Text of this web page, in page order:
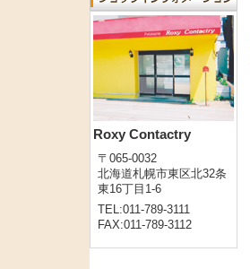
Roxy Contactry
〒065-0032
北海道札幌市東区北32条
東16丁目1-6
TEL:011-789-3111
FAX:011-789-3112